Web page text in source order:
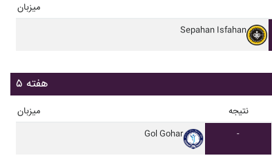
میزبان
Sepahan Isfahan
هفته ۵
میزبان نتیجه
Gol Gohar -